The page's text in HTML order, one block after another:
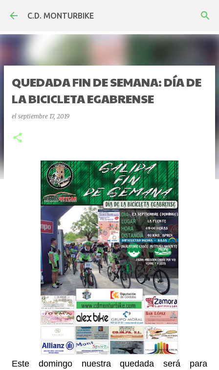
Ir al contenido principal
C.D. MONTURBIKE
QUEDADA FIN DE SEMANA: DÍA DE
LA BICICLETA EGABRENSE
el septiembre 17, 2019
Este domingo nuestra quedada será para